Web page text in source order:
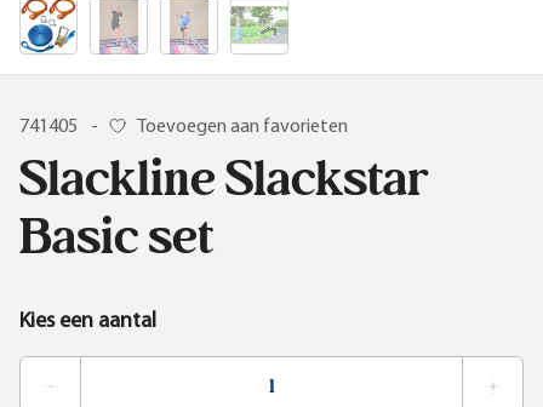
741405 - Toevoegen aan favorieten
Slackline Slackstar
Basic set
Kies een aantal